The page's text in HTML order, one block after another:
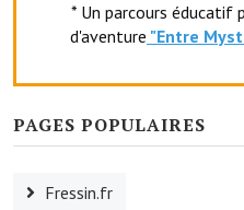
L'association des anciens
L'association des anciens
Village sportif
* Un parcours éducatif
d'aventure "Entre
PAGES POPULAIRES
Fressin.fr